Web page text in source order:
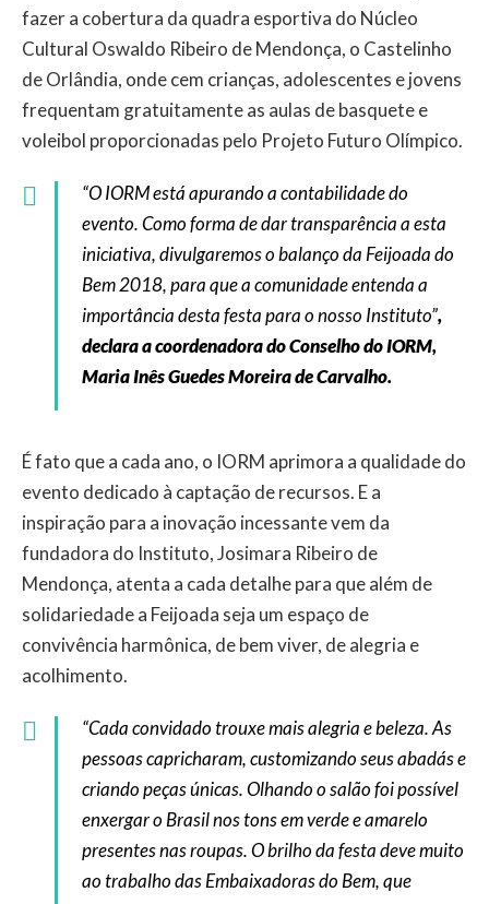
fazer a cobertura da quadra esportiva do Núcleo
Cultural Oswaldo Ribeiro de Mendonça, o Castelinho
de Orlândia, onde cem crianças, adolescentes e jovens
frequentam gratuitamente as aulas de basquete e
voleibol proporcionadas pelo Projeto Futuro Olímpico.
“O IORM está apurando a contabilidade do
evento. Como forma de dar transparência a esta
iniciativa, divulgaremos o balanço da Feijoada do
Bem 2018, para que a comunidade entenda a
importância desta festa para o nosso Instituto”,
declara a coordenadora do Conselho do IORM,
Maria Inês Guedes Moreira de Carvalho.
É fato que a cada ano, o IORM aprimora a qualidade do
evento dedicado à captação de recursos. E a
inspiração para a inovação incessante vem da
fundadora do Instituto, Josimara Ribeiro de
Mendonça, atenta a cada detalhe para que além de
solidariedade a Feijoada seja um espaço de
convivência harmônica, de bem viver, de alegria e
acolhimento.
“Cada convidado trouxe mais alegria e beleza. As
pessoas capricharam, customizando seus abadás e
criando peças únicas. Olhando o salão foi possível
enxergar o Brasil nos tons em verde e amarelo
presentes nas roupas. O brilho da festa deve muito
ao trabalho das Embaixadoras do Bem, que